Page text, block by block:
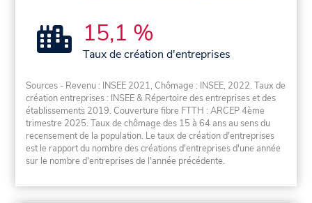
15,1 %
Taux de création d'entreprises
Sources - Revenu : INSEE 2021, Chômage : INSEE, 2022. Taux de
création entreprises : INSEE & Répertoire des entreprises et des
établissements 2019. Couverture fibre FTTH : ARCEP 4ème
trimestre 2025. Taux de chômage des 15 à 64 ans au sens du
recensement de la population. Le taux de création d'entreprises
est le rapport du nombre des créations d'entreprises d'une année
sur le nombre d'entreprises de l'année précédente.